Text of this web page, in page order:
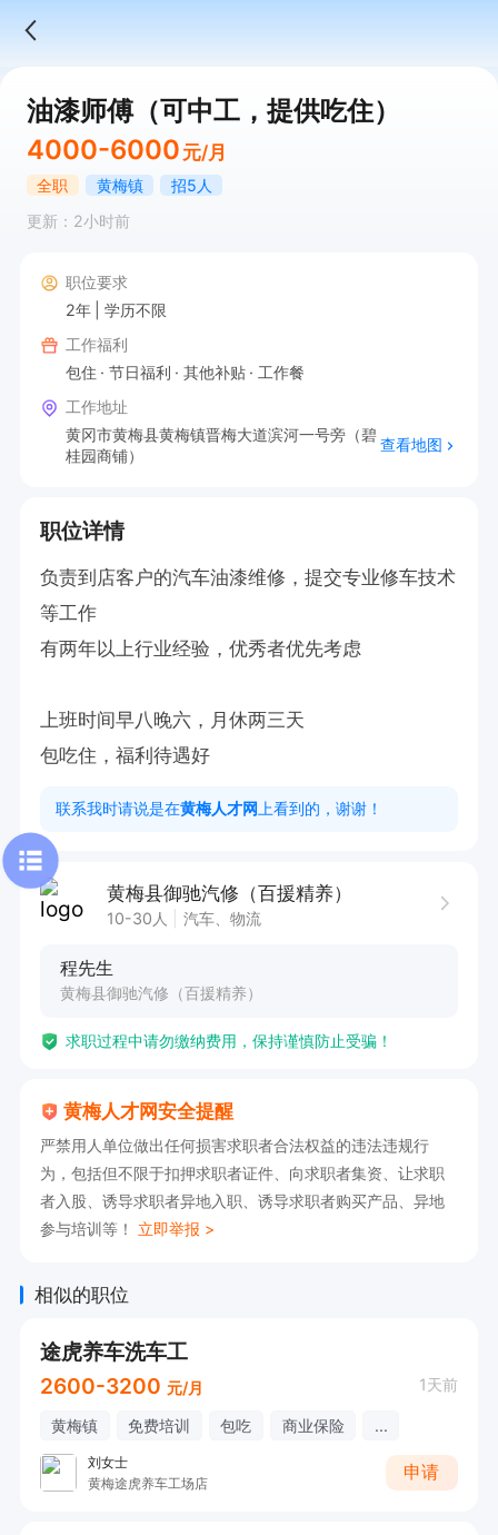
油漆师傅（可中工，提供吃住）
4000-6000 元/月
全职 黄梅镇
招5人
更新：2小时前
职位要求
2年
学历不限
工作福利
包住
节日福利 其他补贴
工作餐
工作地址
黄冈市黄梅县黄梅镇晋梅大道滨河一号旁（碧
桂园商铺）
查看地图
职位详情
负责到店客户的汽车油漆维修，提交专业修车技术
等工作
有两年以上行业经验，优秀者优先考虑
上班时间早八晚六，月休两三天
包吃住，福利待遇好
联系我时请说是在黄梅人才网 上看到的，谢谢！
黄梅县御驰汽修（百援精养）
10-30人 汽车、物流
程先生
黄梅县御驰汽修（百援精养）
求职过程中请勿缴纳费用，保持谨慎防止受骗！
黄梅人才网安全提醒
严禁用人单位做出任何损害求职者合法权益的违法违规行
为，包括但不限于扣押求职者证件、向求职者集资、让求职
者入股、诱导求职者异地入职、诱导求职者购买产品、异地
参与培训等！ 立即举报 >
相似的职位
途虎养车洗车工
2600-3200 元/月 1天前
黄梅镇 免费培训 包吃 商业保险 ...
刘女士
黄梅途虎养车工场店
申请